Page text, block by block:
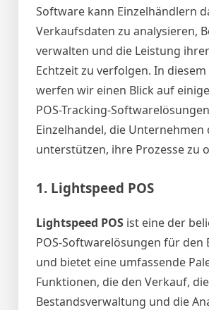
Software kann Einzelhändlern
Verkaufsdaten zu analysieren,
verwalten und die Leistung
Echtzeit zu verfolgen. In
werfen wir einen Blick auf
POS-Tracking-
Einzelhandel, die Unternehmen
unterstützen, ihre Prozesse zu
1. Lightspeed POS
Lightspeed POS ist eine der
POS-Softwarelösungen für den
und bietet eine umfassende
Funktionen, die den Verkauf, die
Bestandsverwaltung und die